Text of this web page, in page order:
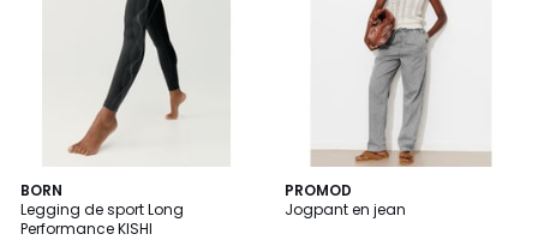
BORN
Legging de sport Long
Performance KISHI
2
Couleurs
PROMOD
Jogpant en jean